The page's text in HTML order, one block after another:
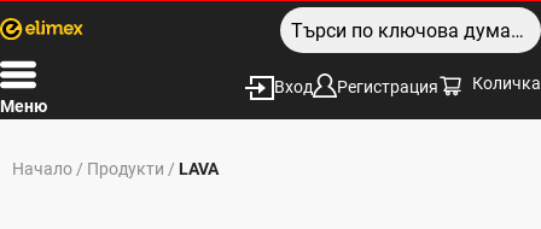
Меню
Вход Регистрация Количка
Начало / Продукти / LAVA